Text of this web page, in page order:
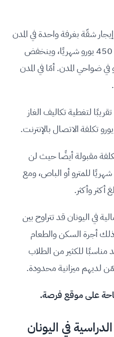
شقّة بغرفة واحدة في المدن
الكبرى قد يكلّفك حوالي 250 - 450 يورو شهريًا، وينخفض
حوالي 200- 350 يورو في ضواحي المدن. أمّا في المدن
مبلغ 50 -100 يورو تقريبًا لتغطية تكاليف الغاز
مقبولة أيضًا حيث لن
دفع أكثر من 30 يورو شهريًا للمترو أو الباص، ومع
وأكثر.
في اليونان قد تتراوح بين
في ذلك أجرة السكن والطعام
مناسبًا للكثير من الطلاب
لديهم ميزانية محدودة.
على موقع فرصة.
في اليونان